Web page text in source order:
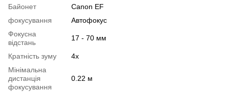
Байонет
Canon EF
фокусування
Автофокус
Фокусна
відстань
17 - 70 мм
Кратність зуму
4x
Мінімальна
дистанція
фокусування
0.22 м